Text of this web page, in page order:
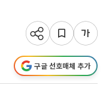
구글 선호매체 추가